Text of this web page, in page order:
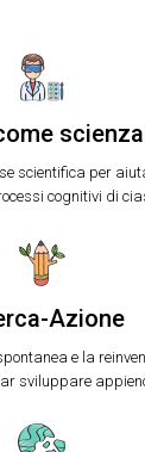
scienza
scientifica per
cognitivi di
Azione
e la
sviluppare